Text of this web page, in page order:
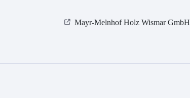
Mayr-Melnhof Holz Wismar GmbH